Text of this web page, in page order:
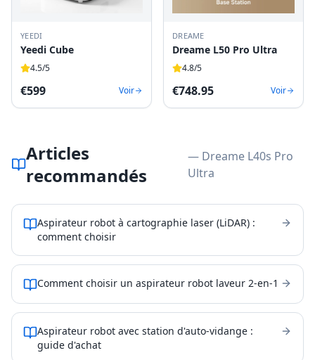
YEEDI
Yeedi Cube
4.5/5
€599 Voir
DREAME
Dreame L50 Pro Ultra
4.8/5
€748.95 Voir
Articles
recommandés
— Dreame L40s Pro
Ultra
Aspirateur robot à cartographie laser (LiDAR) :
comment choisir
Comment choisir un aspirateur robot laveur 2-en-1
Aspirateur robot avec station d'auto-vidange :
guide d'achat